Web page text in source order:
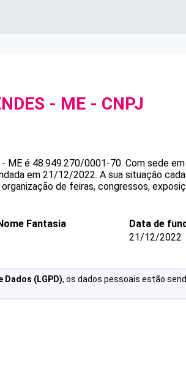
- ME - CNPJ
- ME é 48.949.270/0001-70. Com sede em
em 21/12/2022. A sua situação
de feiras, congressos,
Fantasia
Data de
21/12/2022
Dados (LGPD), os dados pessoais estão